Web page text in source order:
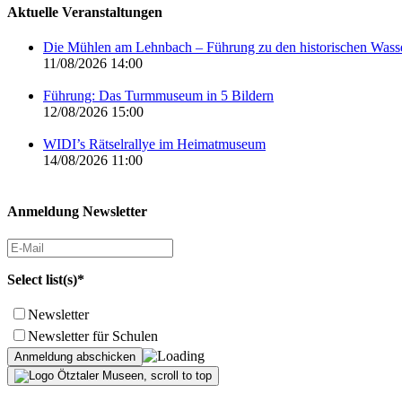
Aktuelle Veranstaltungen
Die Mühlen am Lehnbach – Führung zu den historischen
11/08/2026 14:00
Führung: Das Turmmuseum in 5 Bildern
12/08/2026 15:00
WIDI’s Rätselrallye im Heimatmuseum
14/08/2026 11:00
Anmeldung Newsletter
Select list(s)*
Newsletter
Newsletter für Schulen